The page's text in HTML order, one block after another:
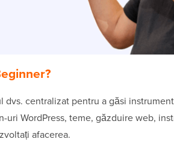
dvs. centralizat pentru a găsi
WordPress, teme, găzduire web,
afacerea.